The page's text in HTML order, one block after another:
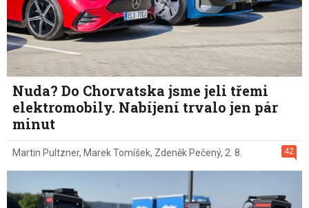
Nuda? Do Chorvatska jsme jeli třemi
elektromobily. Nabíjení trvalo jen pár
minut
42
Martin Pultzner, Marek Tomíšek, Zdeněk Pečený, 2. 8.